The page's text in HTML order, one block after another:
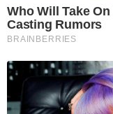
Who Will Take
Casting Rumors
BRAINBERRIES